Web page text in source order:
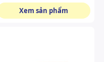
Xem sản phẩm